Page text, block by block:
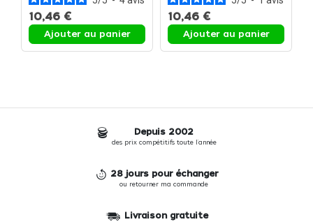
10,46 €
Ajouter au panier
10,46 €
Ajouter au panier
Depuis 2002
des prix compétitifs toute l'année
28 jours pour échanger
ou retourner ma commande
Livraison gratuite